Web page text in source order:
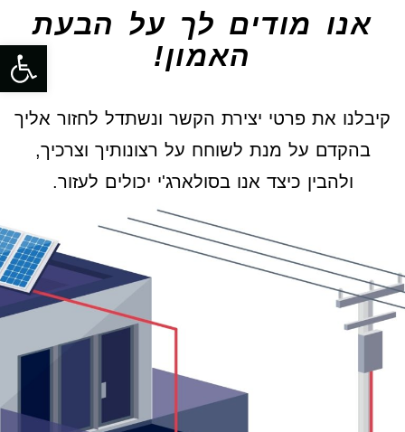
אנו מודים לך על הבעת
האמון!
קיבלנו את פרטי יצירת הקשר ונשתדל לחזור אליך
בהקדם על מנת לשוחח על רצונותיך וצרכיך,
ולהבין כיצד אנו בסולארג'י יכולים לעזור.
פתח